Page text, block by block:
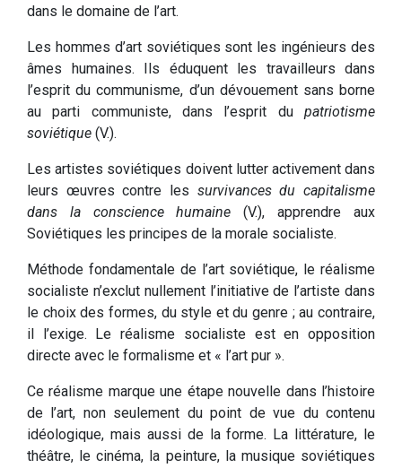
dans le domaine de l’art.
Les hommes d’art soviétiques sont les ingénieurs des
âmes humaines. Ils éduquent les travailleurs dans
l’esprit du communisme, d’un dévouement sans borne
au parti communiste, dans l’esprit du patriotisme
soviétique (V.).
Les artistes soviétiques doivent lutter activement dans
leurs œuvres contre les survivances du capitalisme
dans la conscience humaine (V.), apprendre aux
Soviétiques les principes de la morale socialiste.
Méthode fondamentale de l’art soviétique, le réalisme
socialiste n’exclut nullement l’initiative de l’artiste dans
le choix des formes, du style et du genre ; au contraire,
il l’exige. Le réalisme socialiste est en opposition
directe avec le formalisme et « l’art pur ».
Ce réalisme marque une étape nouvelle dans l’histoire
de l’art, non seulement du point de vue du contenu
idéologique, mais aussi de la forme. La littérature, le
théâtre, le cinéma, la peinture, la musique soviétiques